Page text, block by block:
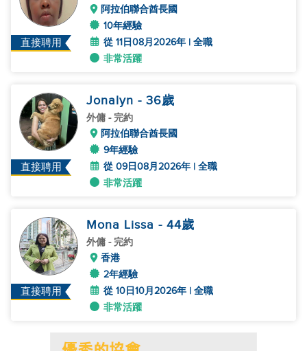
直接聘用
阿拉伯聯合酋長國
10年經驗
從 11日08月2026年 | 全職
非常活躍
直接聘用
Jonalyn - 36歲
外傭 - 完約
阿拉伯聯合酋長國
9年經驗
從 09日08月2026年 | 全職
非常活躍
直接聘用
Mona Lissa - 44歲
外傭 - 完約
香港
2年經驗
從 10日10月2026年 | 全職
非常活躍